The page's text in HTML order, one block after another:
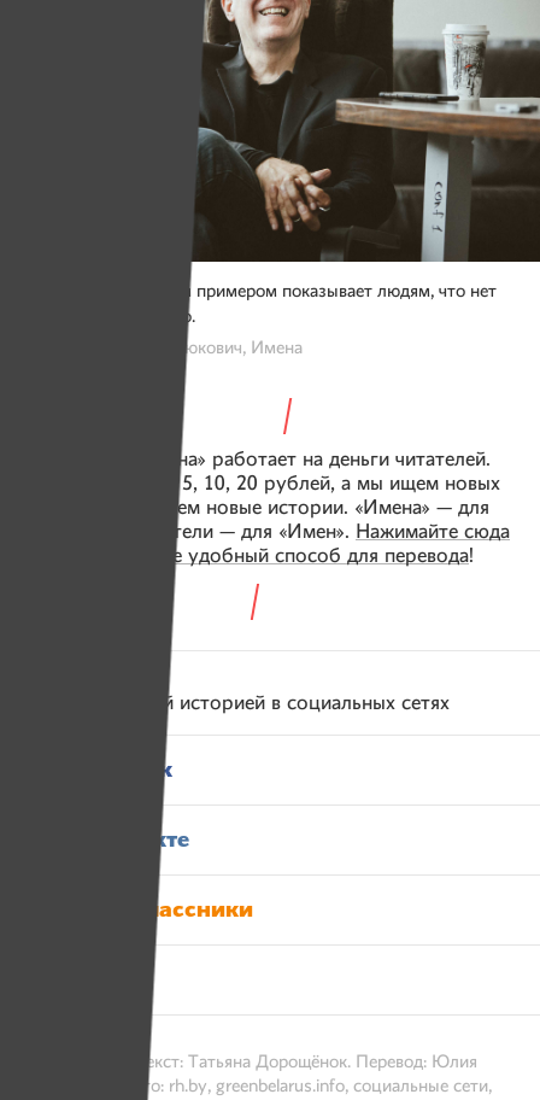
Билл Форестер своим примером показывает людям, что нет
ничего невозможного.
Фото: Александр Васюкович, Имена
Журнал «Имена» работает на деньги читателей.
Вы присылаете 5, 10, 20 рублей, а мы ищем новых
героев и делаем новые истории. «Имена» — для
читателей, читатели — для «Имен». Нажимайте сюда
и выбирайте удобный способ для перевода!
Поделитесь этой историей в социальных сетях
Фейсбук
Вконтакте
Одноклассники
7 июля 2017 / Текст: Татьяна Дорощёнок. Перевод: Юлия
Бобруйская. Фото: rh.by, greenbelarus.info, социальные сети,